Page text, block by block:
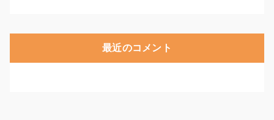
最近のコメント